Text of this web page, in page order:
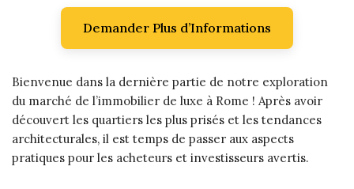
Demander Plus d’Informations
Bienvenue dans la dernière partie de notre exploration
du marché de l’immobilier de luxe à Rome ! Après avoir
découvert les quartiers les plus prisés et les tendances
architecturales, il est temps de passer aux aspects
pratiques pour les acheteurs et investisseurs avertis.